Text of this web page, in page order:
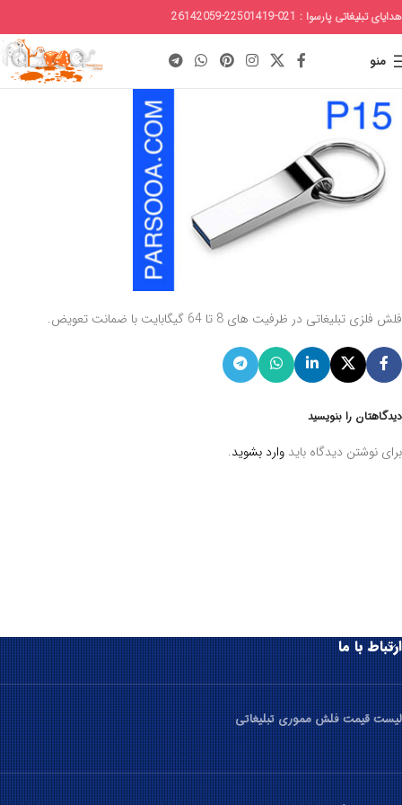
هدایای تبلیغاتی پارسوا : 021-22501419-26142059
منو
فلش فلزی تبلیغاتی در ظرفیت های 8 تا 64 گیگابایت با ضمانت تعویض.
دیدگاهتان را بنویسید
برای نوشتن دیدگاه باید وارد بشوید.
ارتباط با ما
لیست قیمت فلش مموری تبلیغاتی